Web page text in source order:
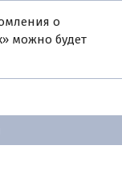
о
можно будет